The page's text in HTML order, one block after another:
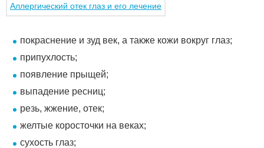
Аллергический отек глаз и его лечение
покраснение и зуд век, а также кожи вокруг глаз;
припухлость;
появление прыщей;
выпадение ресниц;
резь, жжение, отек;
желтые коросточки на веках;
сухость глаз;